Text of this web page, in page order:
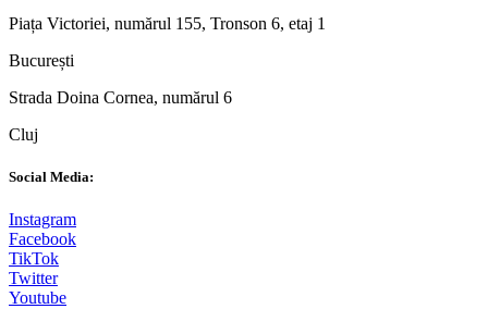
Piața Victoriei, numărul 155, Tronson 6, etaj 1
București
Strada Doina Cornea, numărul 6
Cluj
Social Media:
Instagram
Facebook
TikTok
Twitter
Youtube